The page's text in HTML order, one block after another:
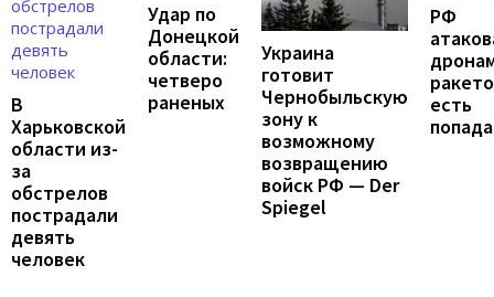
В
Харьковской
области из-
за
обстрелов
пострадали
девять
человек
Удар по
Донецкой
области:
четверо
раненых
Украина
готовит
Чернобыльскую
зону к
возможному
возвращению
войск РФ — Der
Spiegel
РФ
есть